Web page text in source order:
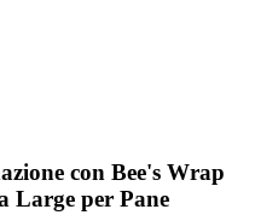
con Bee's Wrap
Large per Pane